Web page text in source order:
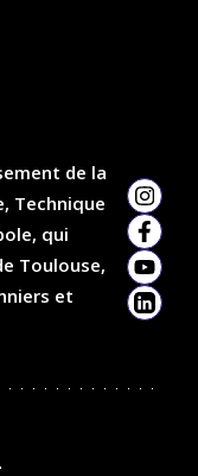
de la
Technique
qui
Toulouse,
et